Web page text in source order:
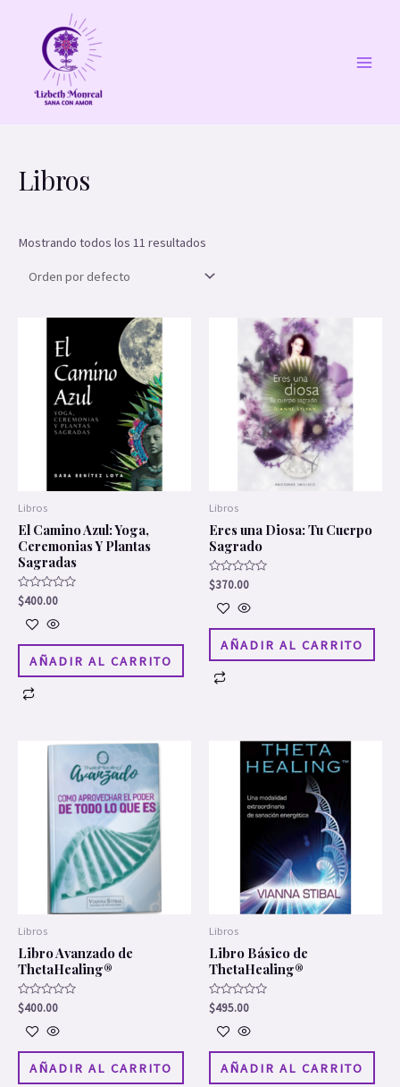
contenido
Libros
Mostrando todos los 11 resultados
Libros
El Camino Azul: Yoga,
Ceremonias Y Plantas
Sagradas
Valorado
en
de
$400.00
AÑADIR AL CARRITO
Libros
Eres una Diosa: Tu Cuerpo
Sagrado
Valorado
en
de
$370.00
AÑADIR AL CARRITO
Libros
Libro Avanzado de
ThetaHealing®
Valorado
en
de
$400.00
AÑADIR AL CARRITO
Libros
Libro Básico de
ThetaHealing®
Valorado
en
de
$495.00
AÑADIR AL CARRITO